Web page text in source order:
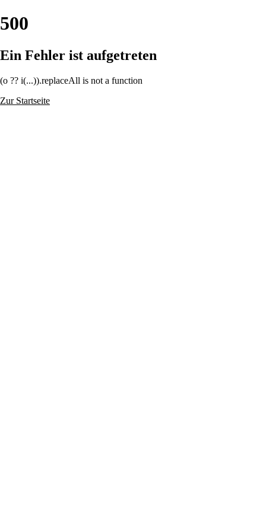
500
Ein Fehler ist aufgetreten
(o ?? i(...)).replaceAll is not a function
Zur Startseite